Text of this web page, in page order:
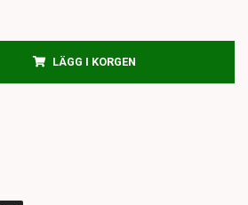
LÄGG I KORGEN